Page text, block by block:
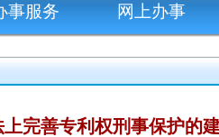
事服务 网上办事
上完善专利权刑事保护的